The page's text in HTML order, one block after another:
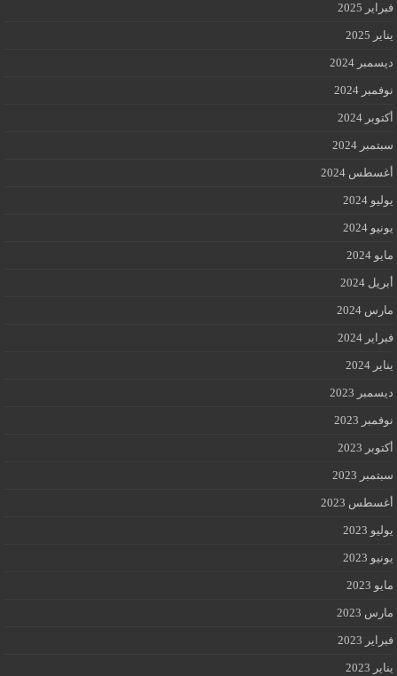
فبراير 2025
يناير 2025
ديسمبر 2024
نوفمبر 2024
أكتوبر 2024
سبتمبر 2024
أغسطس 2024
يوليو 2024
يونيو 2024
مايو 2024
أبريل 2024
مارس 2024
فبراير 2024
يناير 2024
ديسمبر 2023
نوفمبر 2023
أكتوبر 2023
سبتمبر 2023
أغسطس 2023
يوليو 2023
يونيو 2023
مايو 2023
مارس 2023
فبراير 2023
يناير 2023